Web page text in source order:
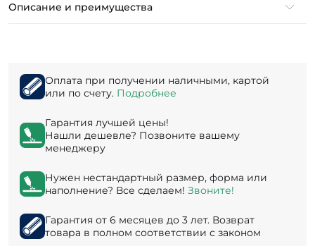
Описание и преимущества
Оплата при получении наличными, картой
или по счету. Подробнее
Гарантия лучшей цены!
Нашли дешевле? Позвоните вашему
менеджеру
Нужен нестандартный размер, форма или
наполнение? Все сделаем! Звоните!
Гарантия от 6 месяцев до 3 лет. Возврат
товара в полном соответствии с законом